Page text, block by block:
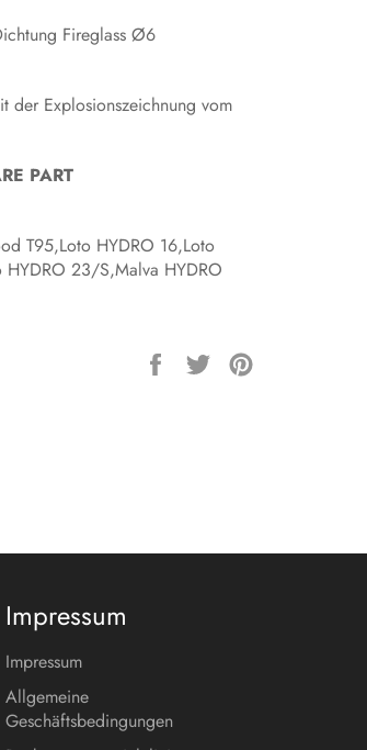
Fireglass Ø6
der Explosionszeichnung vom
PART
T95,Loto HYDRO 16,Loto
HYDRO 23/S,Malva HYDRO
Auf
Auf
Impressum
Impressum
Allgemeine
Geschäftsbedingungen